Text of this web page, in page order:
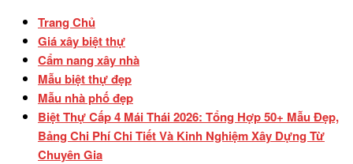
Trang Chủ
Giá xây biệt thự
Cẩm nang xây nhà
Mẫu biệt thự đẹp
Mẫu nhà phố đẹp
Biệt Thự Cấp 4 Mái Thái 2026: Tổng Hợp 50+ Mẫu Đẹp,
Bảng Chi Phí Chi Tiết Và Kinh Nghiệm Xây Dựng Từ
Chuyên Gia